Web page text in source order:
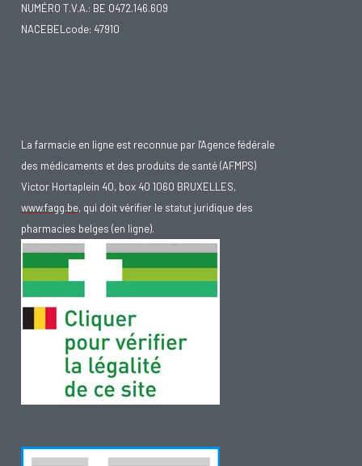
NUMÉRO T.V.A.: BE 0472.146.609
NACEBELcode: 47910
La farmacie en ligne est reconnue par l'Agence fédérale
des médicaments et des produits de santé (AFMPS)
Victor Hortaplein 40, box 40 1060 BRUXELLES,
www.fagg.be, qui doit vérifier le statut juridique des
pharmacies belges (en ligne).